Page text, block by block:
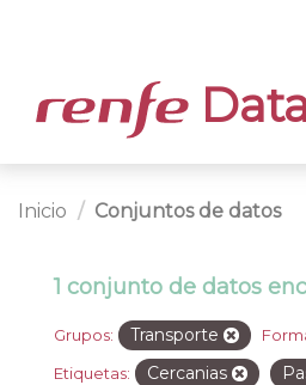
Inicio Conjuntos de datos
1 conjunto de datos
Grupos: Transporte
Etiquetas: Cercanias